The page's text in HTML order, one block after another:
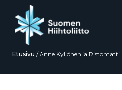
Etusivu /Anne Kyllönen ja Ristomatti